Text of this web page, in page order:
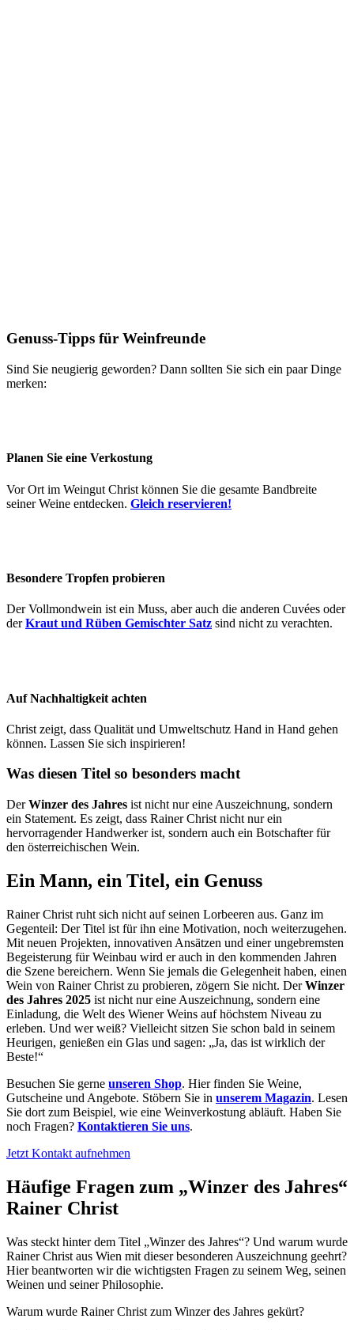
Genuss-Tipps für Weinfreunde
Sind Sie neugierig geworden? Dann sollten Sie sich ein paar Dinge
merken:
Planen Sie eine Verkostung
Vor Ort im Weingut Christ können Sie die gesamte Bandbreite
seiner Weine entdecken. Gleich reservieren!
Besondere Tropfen probieren
Der Vollmondwein ist ein Muss, aber auch die anderen Cuvées oder
derKraut und Rüben Gemischter Satz sind nicht zu verachten.
Auf Nachhaltigkeit achten
Christ zeigt, dass Qualität und Umweltschutz Hand in Hand gehen
können. Lassen Sie sich inspirieren!
Was diesen Titel so besonders macht
DerWinzer des Jahres ist nicht nur eine Auszeichnung, sondern
ein Statement. Es zeigt, dass Rainer Christ nicht nur ein
hervorragender Handwerker ist, sondern auch ein Botschafter für
den österreichischen Wein.
Ein Mann, ein Titel, ein Genuss
Rainer Christ ruht sich nicht auf seinen Lorbeeren aus. Ganz im
Gegenteil: Der Titel ist für ihn eine Motivation, noch weiterzugehen.
Mit neuen Projekten, innovativen Ansätzen und einer ungebremsten
Begeisterung für Weinbau wird er auch in den kommenden Jahren
die Szene bereichern. Wenn Sie jemals die Gelegenheit haben, einen
Wein von Rainer Christ zu probieren, zögern Sie nicht. DerWinzer
des Jahres 2025 ist nicht nur eine Auszeichnung, sondern eine
Einladung, die Welt des Wiener Weins auf höchstem Niveau zu
erleben. Und wer weiß? Vielleicht sitzen Sie schon bald in seinem
Heurigen, genießen ein Glas und sagen: „Ja, das ist wirklich der
Beste!“
Besuchen Sie gerne unseren Shop. Hier finden Sie Weine,
Gutscheine und Angebote. Stöbern Sie in unserem Magazin. Lesen
Sie dort zum Beispiel, wie eine Weinverkostung abläuft. Haben Sie
noch Fragen? Kontaktieren Sie uns.
Jetzt Kontakt aufnehmen
Häufige Fragen zum „Winzer des Jahres“
Rainer Christ
Was steckt hinter dem Titel „Winzer des Jahres“? Und warum wurde
Rainer Christ aus Wien mit dieser besonderen Auszeichnung geehrt?
Hier beantworten wir die wichtigsten Fragen zu seinem Weg, seinen
Weinen und seiner Philosophie.
Warum wurde Rainer Christ zum Winzer des Jahres gekürt?